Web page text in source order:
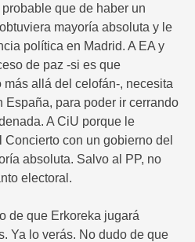
que de haber un
mayoría absoluta y le
política en Madrid. A EA y
de paz -si es que
allá del celofán-, necesita
España, para poder ir cerrando
A CiU porque le
con un gobierno del
absoluta. Salvo al PP, no
electoral.
de que Erkoreka jugará
Ya lo verás. No dudo de que